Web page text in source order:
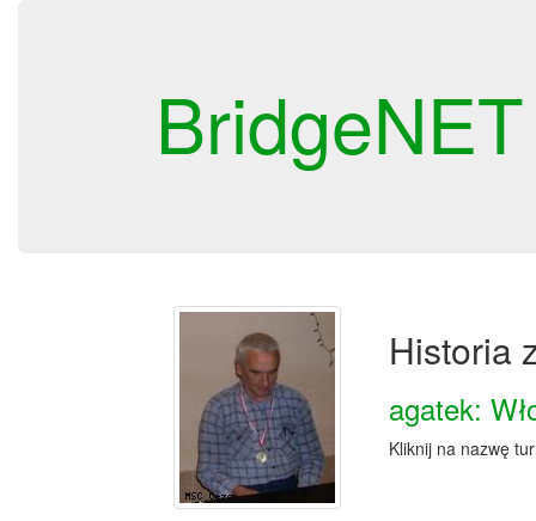
BridgeNET
Historia
agatek:
Kliknij na nazwę